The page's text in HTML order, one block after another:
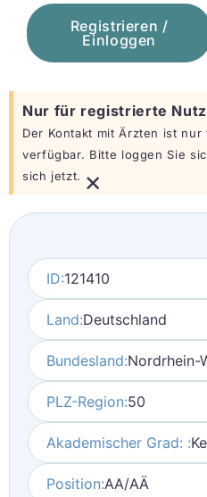
Registrieren /
Einloggen
Nur für registrierte
Der Kontakt mit Ärzten ist
verfügbar. Bitte loggen Sie
sich jetzt. ×
ID:121410
Land:Deutschland
Bundesland:Nordrhein-
PLZ-Region:50
Akademischer Grad: :
Position:AA/AÄ